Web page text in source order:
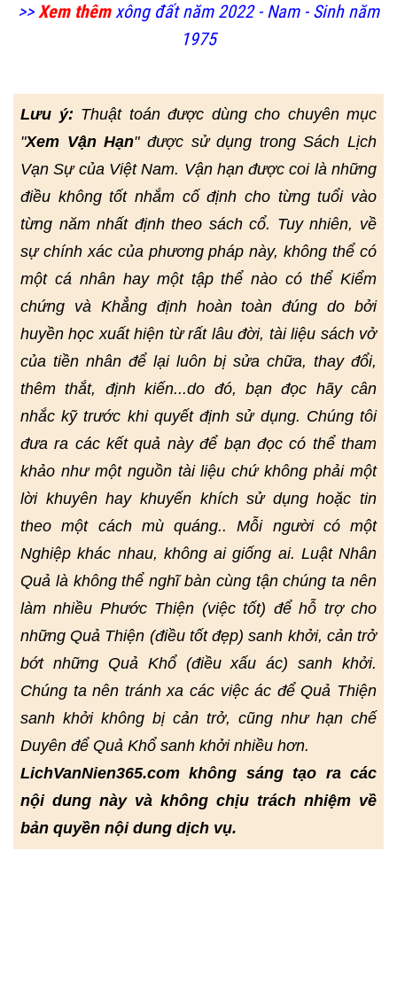
>>Xem thêmxông đất năm 2022 - Nam - Sinh năm
1975
Lưu ý: Thuật toán được dùng cho chuyên mục
"Xem Vận Hạn" được sử dụng trong Sách Lịch
Vạn Sự của Việt Nam. Vận hạn được coi là những
điều không tốt nhắm cố định cho từng tuổi vào
từng năm nhất định theo sách cổ. Tuy nhiên, về
sự chính xác của phương pháp này, không thể có
một cá nhân hay một tập thể nào có thể Kiểm
chứng và Khẳng định hoàn toàn đúng do bởi
huyền học xuất hiện từ rất lâu đời, tài liệu sách vở
của tiền nhân để lại luôn bị sửa chữa, thay đổi,
thêm thắt, định kiến...do đó, bạn đọc hãy cân
nhắc kỹ trước khi quyết định sử dụng. Chúng tôi
đưa ra các kết quả này để bạn đọc có thể tham
khảo như một nguồn tài liệu chứ không phải một
lời khuyên hay khuyến khích sử dụng hoặc tin
theo một cách mù quáng.. Mỗi người có một
Nghiệp khác nhau, không ai giống ai. Luật Nhân
Quả là không thể nghĩ bàn cùng tận chúng ta nên
làm nhiều Phước Thiện (việc tốt) để hỗ trợ cho
những Quả Thiện (điều tốt đẹp) sanh khởi, cản trở
bớt những Quả Khổ (điều xấu ác) sanh khởi.
Chúng ta nên tránh xa các việc ác để Quả Thiện
sanh khởi không bị cản trở, cũng như hạn chế
Duyên để Quả Khổ sanh khởi nhiều hơn.
LichVanNien365.com không sáng tạo ra các
nội dung này và không chịu trách nhiệm về
bản quyền nội dung dịch vụ.